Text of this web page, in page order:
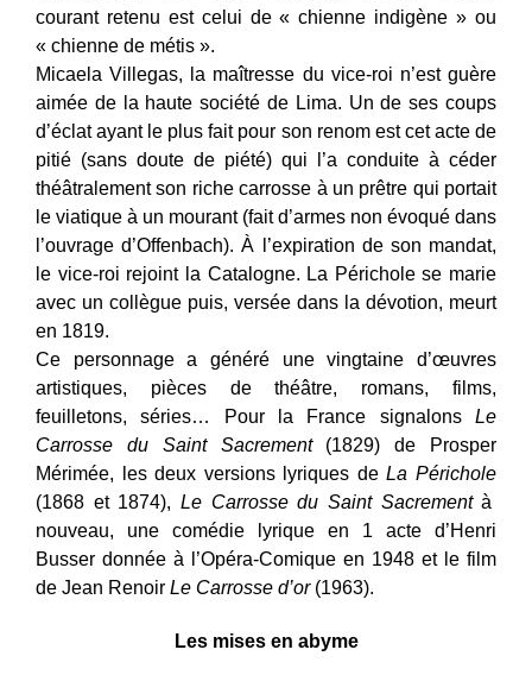
courant retenu est celui de « chienne indigène » ou
« chienne de métis ».
Micaela Villegas, la maîtresse du vice-roi n’est guère
aimée de la haute société de Lima. Un de ses coups
d’éclat ayant le plus fait pour son renom est cet acte de
pitié (sans doute de piété) qui l’a conduite à céder
théâtralement son riche carrosse à un prêtre qui portait
le viatique à un mourant (fait d’armes non évoqué dans
l’ouvrage d’Offenbach).À l’expiration de son mandat,
le vice-roi rejoint la Catalogne. La Périchole se marie
avec un collègue puis, versée dans la dévotion, meurt
en 1819.
Ce personnage a généré une vingtaine d’œuvres
artistiques, pièces de théâtre, romans, films,
feuilletons, séries… Pour la France signalons Le
Carrosse du Saint Sacrement(1829) de Prosper
Mérimée, les deux versions lyriques deLa Périchole
(1868 et 1874), Le Carrosse du Saint Sacrementà
nouveau, une comédie lyrique en 1 acte d’Henri
Busser donnée à l’Opéra-Comique en 1948 et le film
de Jean Renoir Le Carrosse d’or(1963).
Les mises en abyme